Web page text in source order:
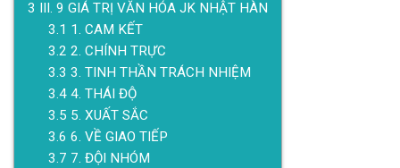
3 III. 9 GIÁ TRỊ VĂN HÓA JK NHẬT HÀN
3.1 1. CAM KẾT
3.2 2. CHÍNH TRỰC
3.3 3. TINH THẦN TRÁCH NHIỆM
3.44. THÁI ĐỘ
3.5 5. XUẤT SẮC
3.6 6. VỀ GIAO TIẾP
3.7 7. ĐỘI NHÓM